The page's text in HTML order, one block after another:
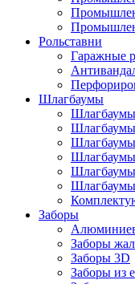
Рольставни
Гаражные
Шлагбаумы
Заборы
Заборы
Заборы 3D
Заборы из